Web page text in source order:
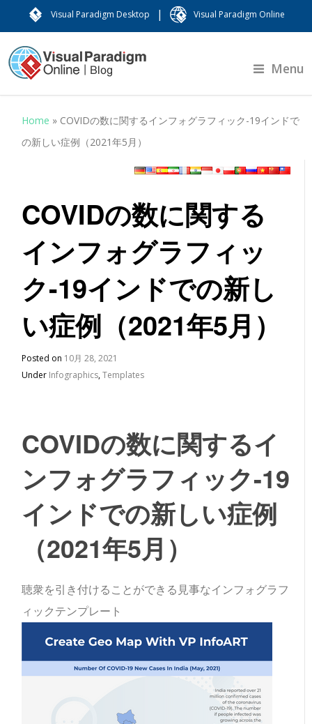
Visual Paradigm Desktop | Visual Paradigm Online
Menu
Home » COVIDの数に関するインフォグラフィック-19インドで
の新しい症例（2021年5月）
COVIDの数に関する
インフォグラフィッ
ク-19インドでの新し
い症例（2021年5月）
Posted on 10月 28, 2021
Under Infographics,Templates
COVIDの数に関するイ
ンフォグラフィック-19
インドでの新しい症例
（2021年5月）
聴衆を引き付けることができる見事なインフォグラフ
ィックテンプレート